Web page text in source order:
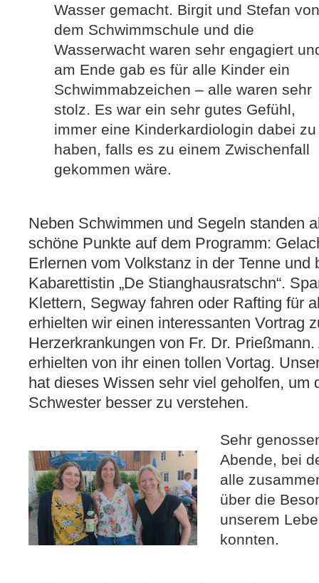
Wasser gemacht. Birgit und Stefan
dem Schwimmschule und die
Wasserwacht waren sehr engagiert
am Ende gab es für alle Kinder ein
Schwimmabzeichen – alle waren sehr
stolz. Es war ein sehr gutes Gefühl,
immer eine Kinderkardiologin dabei zu
haben, falls es zu einem Zwischenfall
gekommen wäre.
Neben Schwimmen und Segeln standen
schöne Punkte auf dem Programm:
Erlernen vom Volkstanz in der Tenne und
Kabarettistin „De Stianghausratschn“.
Klettern, Segway fahren oder Rafting für
erhielten wir einen interessanten Vortrag
Herzerkrankungen von Fr. Dr.
erhielten von ihr einen tollen Vortag.
hat dieses Wissen sehr viel geholfen, um
Schwester besser zu verstehen.
Sehr
Abende, bei
alle
über die
unserem
konnten.